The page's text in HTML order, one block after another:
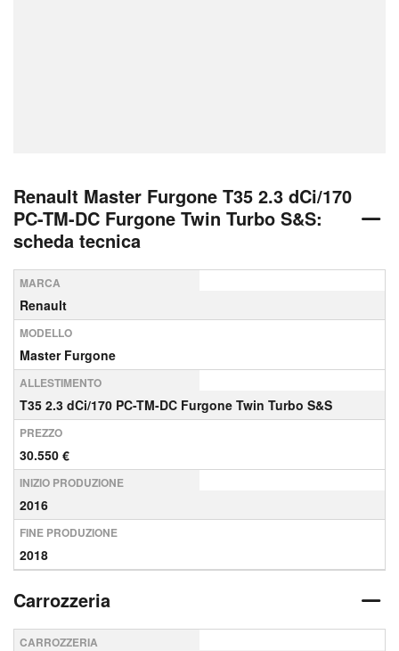
Renault Master Furgone T35 2.3 dCi/170
PC-TM-DC Furgone Twin Turbo S&S:
scheda tecnica
MARCA
Renault
MODELLO
Master Furgone
ALLESTIMENTO
T35 2.3 dCi/170 PC-TM-DC Furgone Twin Turbo S&S
PREZZO
30.550 €
INIZIO PRODUZIONE
2016
FINE PRODUZIONE
2018
Carrozzeria
CARROZZERIA